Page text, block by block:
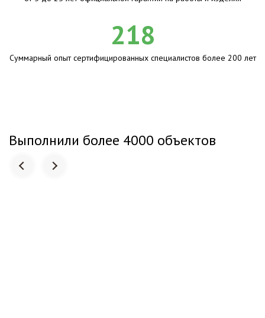
218
Суммарный опыт сертифицированных специалистов более 200 лет
Выполнили более 4000 объектов